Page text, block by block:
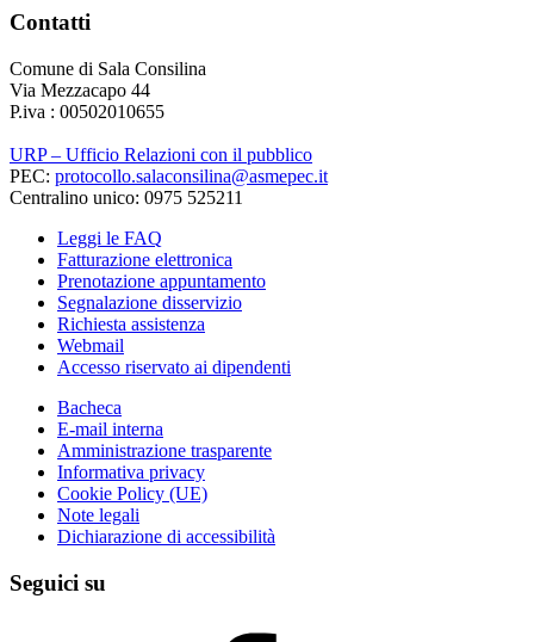
Contatti
Comune di Sala Consilina
Via Mezzacapo 44
P.iva : 00502010655
URP – Ufficio Relazioni con il pubblico
PEC: protocollo.salaconsilina@asmepec.it
Centralino unico: 0975 525211
Leggi le FAQ
Fatturazione elettronica
Prenotazione appuntamento
Segnalazione disservizio
Richiesta assistenza
Webmail
Accesso riservato ai dipendenti
Bacheca
E-mail interna
Amministrazione trasparente
Informativa privacy
Cookie Policy (UE)
Note legali
Dichiarazione di accessibilità
Seguici su